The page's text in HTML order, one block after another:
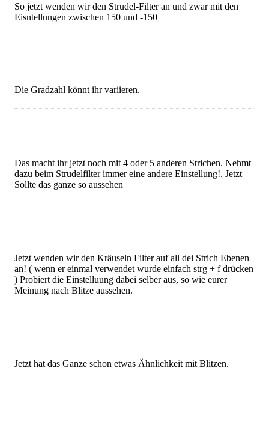
So jetzt wenden wir den Strudel-Filter an und zwar mit den
Eisntellungen zwischen 150 und -150
Die Gradzahl könnt ihr variieren.
Das macht ihr jetzt noch mit 4 oder 5 anderen Strichen. Nehmt
dazu beim Strudelfilter immer eine andere Einstellung!. Jetzt
Sollte das ganze so aussehen
Jetzt wenden wir den Kräuseln Filter auf all dei Strich Ebenen
an! ( wenn er einmal verwendet wurde einfach strg + f drücken
) Probiert die Einstelluung dabei selber aus, so wie eurer
Meinung nach Blitze aussehen.
Jetzt hat das Ganze schon etwas Ähnlichkeit mit Blitzen.